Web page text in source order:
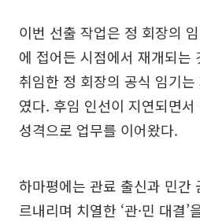
이번 선출 작업은 정 회장의
에 접어든 시점에서 재개되는
취임한 정 회장의 공식 임기
였다. 후임 인선이 지연되면
성격으로 업무를 이어왔다.
하마평에는 관료 출신과 민간
르내리며 치열한 ‘관·민 대결